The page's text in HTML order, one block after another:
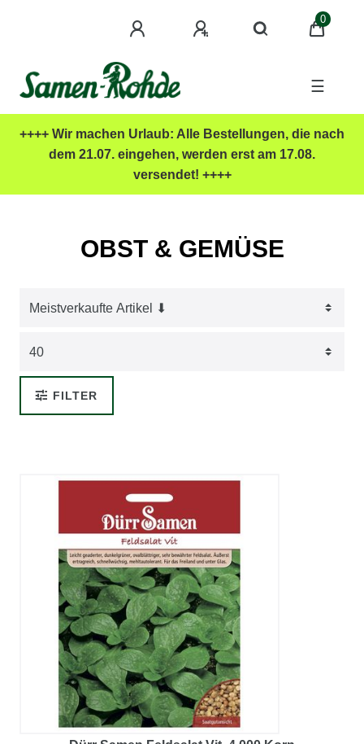
0
☰
++++ Wir machen Urlaub: Alle Bestellungen, die nach
dem 21.07. eingehen, werden erst am 17.08.
versendet! ++++
OBST & GEMÜSE
FILTER